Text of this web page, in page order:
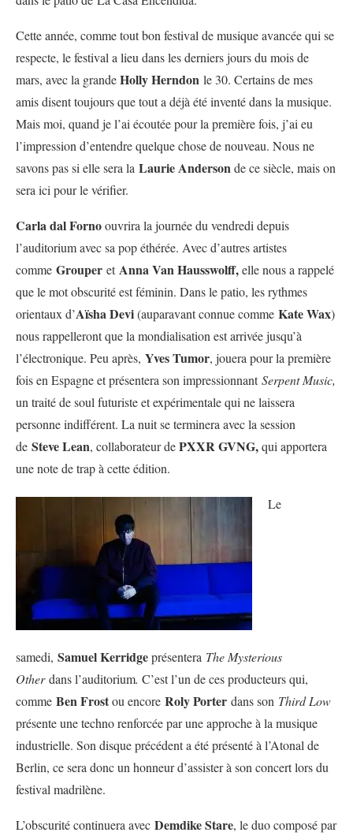
Cette année, comme tout bon festival de musique avancée qui se
respecte, le festival a lieu dans les derniers jours du mois de
mars, avec la grandeHollyHerndon le 30. Certains de mes
amis disent toujours que tout a déjà été inventé dans la musique.
Mais moi, quand je l’ai écoutée pour la première fois, j’ai eu
l’impression d’entendre quelque chose de nouveau. Nous ne
savons pas si elle sera la Laurie Andersonde ce siècle, mais on
sera ici pour le vérifier.
Carla dal Fornoouvrira la journée du vendredi depuis
l’auditorium avec sa pop éthérée. Avec d’autres artistes
comme Grouper etAnna Van Hausswolff,elle nous a rappelé
que le mot obscurité est féminin. Dans le patio, les rythmes
orientaux d’Aïsha Devi(auparavant connue comme Kate Wax)
nous rappelleront que la mondialisation est arrivée jusqu’à
l’électronique. Peu après, Yves Tumor, jouera pour la première
fois en Espagne et présentera son impressionnantSerpent Music,
un traité de soul futuriste et expérimentale qui ne laissera
personne indifférent. La nuit se terminera avec la session
de Steve Lean, collaborateur dePXXR GVNG,qui apportera
une note de trap à cette édition.
Le
samedi, Samuel Kerridgeprésentera The Mysterious
Otherdans l’auditorium. C’est l’un de ces producteurs qui,
comme Ben Frostou encore Roly Porter dans son Third Low
présente une techno renforcée par une approche à la musique
industrielle. Son disque précédent a été présenté à l’Atonal de
Berlin, ce sera donc un honneur d’assister à son concert lors du
festival madrilène.
L’obscurité continuera avec Demdike Stare, le duo composé par